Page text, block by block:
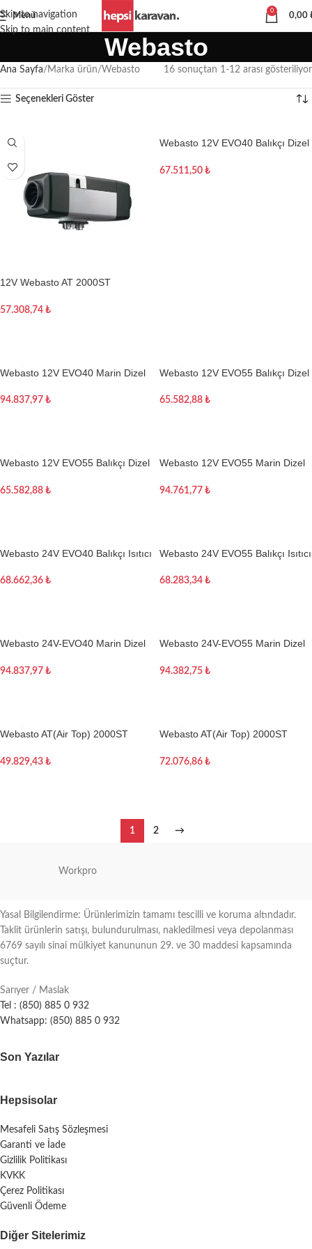
Skip to navigation
Skip to main content
Menü
0
0,00
Webasto
Ana Sayfa Marka ürün Webasto 16 sonuçtan 1-12 arası gösteriliyor
Seçenekleri Göster
12V Webasto AT 2000ST
57.308,74 ₺
Webasto 12V EVO40 Balıkçı Dizel
67.511,50 ₺
Webasto 12V EVO40 Marin Dizel
94.837,97 ₺
Webasto 12V EVO55 Balıkçı Dizel
65.582,88 ₺
Webasto 12V EVO55 Balıkçı Dizel
65.582,88 ₺
Webasto 12V EVO55 Marin Dizel
94.761,77 ₺
Webasto 24V EVO40 Balıkçı Isıtıcı
68.662,36 ₺
Webasto 24V EVO55 Balıkçı Isıtıcı
68.283,34 ₺
Webasto 24V-EVO40 Marin Dizel
94.837,97 ₺
Webasto 24V-EVO55 Marin Dizel
94.382,75 ₺
Webasto AT(Air Top) 2000ST
49.829,43 ₺
Webasto AT(Air Top) 2000ST
72.076,86 ₺
1 2 →
Workpro
Yasal Bilgilendirme: Ürünlerimizin tamamı tescilli ve koruma altındadır.
Taklit ürünlerin satışı, bulundurulması, nakledilmesi veya depolanması
6769 sayılı sinai mülkiyet kanununun 29. ve 30 maddesi kapsamında
suçtur.
Sarıyer / Maslak
Tel : (850) 885 0 932
Whatsapp: (850) 885 0 932
Son Yazılar
Hepsisolar
Mesafeli Satış Sözleşmesi
Garanti ve İade
Gizlilik Politikası
KVKK
Çerez Politikası
Güvenli Ödeme
Diğer Sitelerimiz